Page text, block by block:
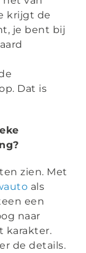
krijgt de
je bent bij
Dat is
zien. Met
als
een
naar
karakter.
de details.